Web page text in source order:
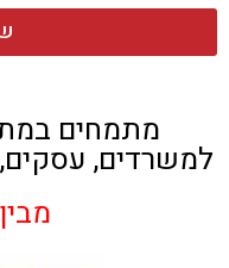
מתמחים
למשרדים,